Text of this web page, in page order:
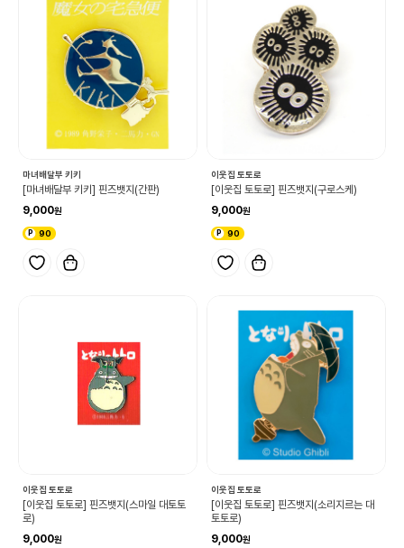
마녀배달부 키키
[마녀배달부 키키] 핀즈뱃지(간판)
9,000
90
이웃집 토토로
[이웃집 토토로] 핀즈뱃지(구로스케)
9,000
90
이웃집 토토로
[이웃집 토토로] 핀즈뱃지(스마일 대토토
로)
9,000
이웃집 토토로
[이웃집 토토로] 핀즈뱃지(소리지르는 대
토토로)
9,000